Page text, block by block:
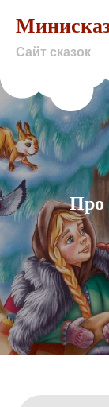
content
Сайт сказок
Про